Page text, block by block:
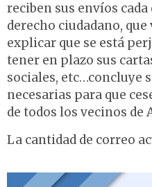
reciben sus envíos
derecho ciudadano,
explicar que se está
tener en plazo sus
sociales, etc…concluye
necesarias para que
de todos los vecinos de
La cantidad de correo